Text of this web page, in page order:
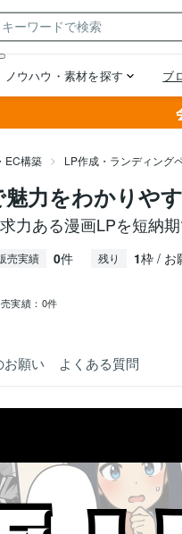
EC構築 LP作成・ランディング
力をわかりや
力ある漫画LPを短納期
売実績 0件 残り 1枠 / お
実績： 0件
お願い よくある質問